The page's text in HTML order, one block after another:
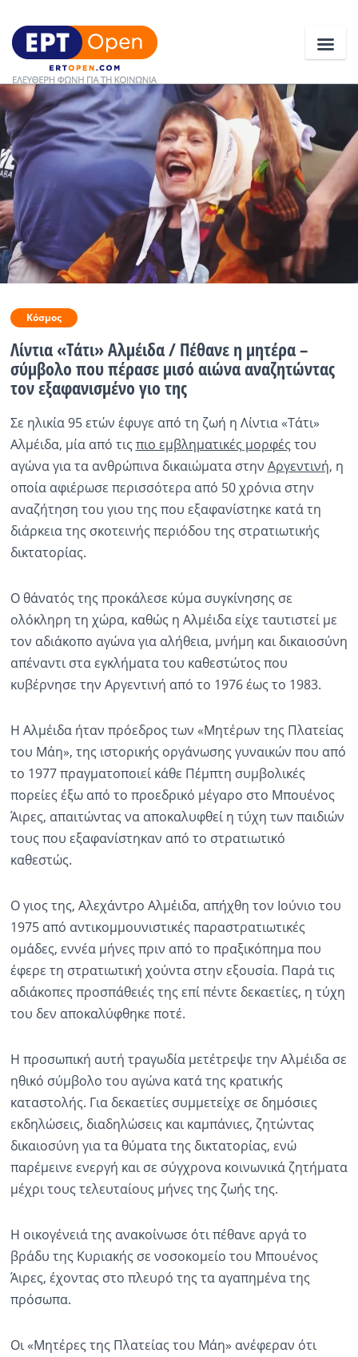
Ειδήσεις
Ελλάδα
Κοινωνία
Πολιτική
Οικονομία
Κόσμος
Ραδιόφωνο LIVE
Εκπομπές
Πολιτισμός
Κόσμος
Λίντια «Τάτι» Αλμέιδα / Πέθανε η μητέρα –
σύμβολο που πέρασε μισό αιώνα αναζητώντας
τον εξαφανισμένο γιο της
Σε ηλικία 95 ετών έφυγε από τη ζωή η Λίντια «Τάτι»
Αλμέιδα, μία από τιςπιο εμβληματικές μορφέςτου
αγώνα για τα ανθρώπινα δικαιώματα στην Αργεντινή, η
οποία αφιέρωσε περισσότερα από 50 χρόνια στην
αναζήτηση του γιου της που εξαφανίστηκε κατά τη
διάρκεια της σκοτεινής περιόδου της στρατιωτικής
δικτατορίας.
Ο θάνατός της προκάλεσε κύμα συγκίνησης σε
ολόκληρη τη χώρα, καθώς η Αλμέιδα είχε ταυτιστεί με
τον αδιάκοπο αγώνα για αλήθεια, μνήμη και δικαιοσύνη
απέναντι στα εγκλήματα του καθεστώτος που
κυβέρνησε την Αργεντινή από το 1976 έως το 1983.
Η Αλμέιδα ήταν πρόεδρος των «Μητέρων της Πλατείας
του Μάη», της ιστορικής οργάνωσης γυναικών που από
το 1977 πραγματοποιεί κάθε Πέμπτη συμβολικές
πορείες έξω από το προεδρικό μέγαρο στο Μπουένος
Άιρες, απαιτώντας να αποκαλυφθεί η τύχη των παιδιών
τους που εξαφανίστηκαν από το στρατιωτικό
καθεστώς.
Ο γιος της, Αλεχάντρο Αλμέιδα, απήχθη τον Ιούνιο του
1975 από αντικομμουνιστικές παραστρατιωτικές
ομάδες, εννέα μήνες πριν από το πραξικόπημα που
έφερε τη στρατιωτική χούντα στην εξουσία. Παρά τις
αδιάκοπες προσπάθειές της επί πέντε δεκαετίες, η τύχη
του δεν αποκαλύφθηκε ποτέ.
Η προσωπική αυτή τραγωδία μετέτρεψε την Αλμέιδα σε
ηθικό σύμβολο του αγώνα κατά της κρατικής
καταστολής. Για δεκαετίες συμμετείχε σε δημόσιες
εκδηλώσεις, διαδηλώσεις και καμπάνιες, ζητώντας
δικαιοσύνη για τα θύματα της δικτατορίας, ενώ
παρέμεινε ενεργή και σε σύγχρονα κοινωνικά ζητήματα
μέχρι τους τελευταίους μήνες της ζωής της.
Η οικογένειά της ανακοίνωσε ότι πέθανε αργά το
βράδυ της Κυριακής σε νοσοκομείο του Μπουένος
Άιρες, έχοντας στο πλευρό της τα αγαπημένα της
πρόσωπα.
Οι «Μητέρες της Πλατείας του Μάη» ανέφεραν ότι